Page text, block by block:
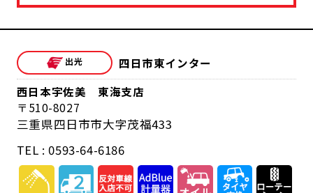
四日市東インター
西日本宇佐美 東海支店
510-8027
三重県四日市市大字茂福433
TEL : 0593-64-6186